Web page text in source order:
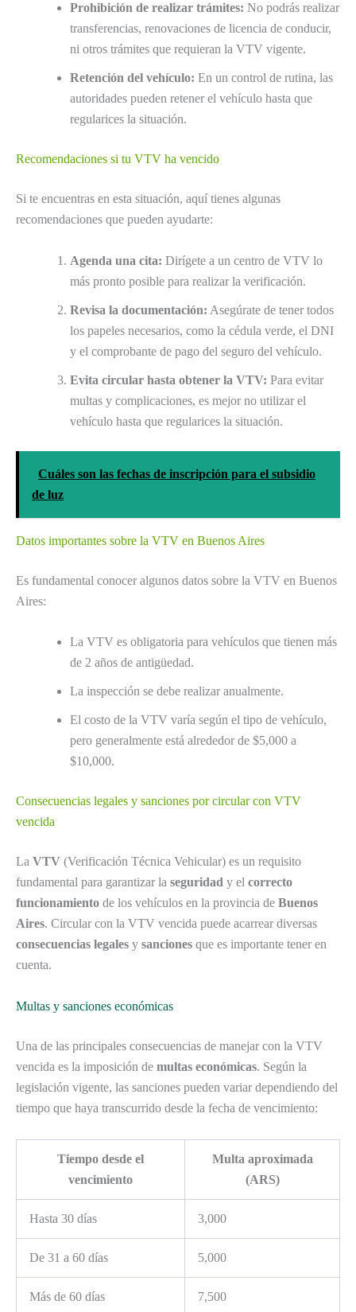
Prohibición de realizar trámites: No podrás realizar
transferencias, renovaciones de licencia de conducir,
ni otros trámites que requieran la VTV vigente.
Retención del vehículo: En un control de rutina, las
autoridades pueden retener el vehículo hasta que
regularices la situación.
Recomendaciones si tu VTV ha vencido
Si te encuentras en esta situación, aquí tienes algunas
recomendaciones que pueden ayudarte:
Agenda una cita: Dirígete a un centro de VTV lo
más pronto posible para realizar la verificación.
Revisa la documentación: Asegúrate de tener todos
los papeles necesarios, como la cédula verde, el DNI
y el comprobante de pago del seguro del vehículo.
Evita circular hasta obtener la VTV: Para evitar
multas y complicaciones, es mejor no utilizar el
vehículo hasta que regularices la situación.
Cuáles son las fechas de inscripción para el subsidio
de luz
Datos importantes sobre la VTV en Buenos Aires
Es fundamental conocer algunos datos sobre la VTV en Buenos
Aires:
La VTV es obligatoria para vehículos que tienen más
de 2 años de antigüedad.
La inspección se debe realizar anualmente.
El costo de la VTV varía según el tipo de vehículo,
pero generalmente está alrededor de $5,000 a
$10,000.
Consecuencias legales y sanciones por circular con VTV
vencida
La VTV (Verificación Técnica Vehicular) es un requisito
fundamental para garantizar la seguridad y el correcto
funcionamiento de los vehículos en la provincia de Buenos
Aires. Circular con la VTV vencida puede acarrear diversas
consecuencias legales y sanciones que es importante tener en
cuenta.
Multas y sanciones económicas
Una de las principales consecuencias de manejar con la VTV
vencida es la imposición de multas económicas. Según la
legislación vigente, las sanciones pueden variar dependiendo del
tiempo que haya transcurrido desde la fecha de vencimiento:
Tiempo desde el
vencimiento
Multa aproximada
(ARS)
Hasta 30 días 3,000
De 31 a 60 días 5,000
Más de 60 días 7,500